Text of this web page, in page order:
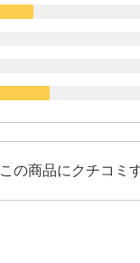
この商品にクチコミ